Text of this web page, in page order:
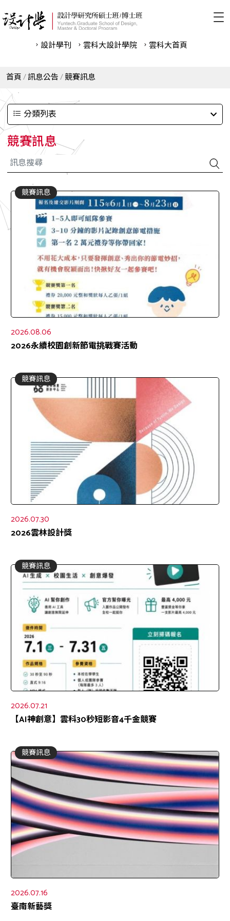
設計學刊 雲科⼤設計學院 雲科⼤首頁
首頁 訊息公告 競賽訊息
分類列表
競賽訊息
競賽訊息
2026.08.06
2026永續校園創新節電挑戰賽活動
競賽訊息
2026.07.30
2026雲林設計獎
競賽訊息
2026.07.21
【AI神創意】雲科30秒短影音4千金競賽
競賽訊息
2026.07.16
臺南新藝獎